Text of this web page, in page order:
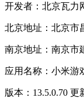
开发者：北京瓦力
北京地址：北京市
南京地址：南京市
应用名称：小米游
版本：13.5.0.70 更